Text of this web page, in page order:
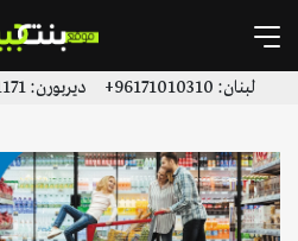
لبنان: 96171010310+ ديربورن: 13137751171+ | 13136996923+